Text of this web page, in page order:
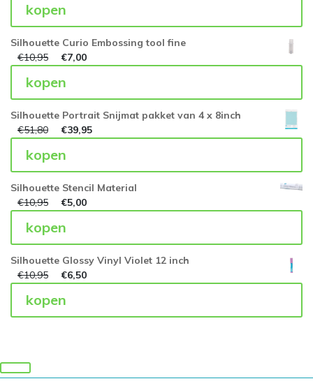
kopen
Silhouette Curio Embossing tool fine
€10,95 €7,00
kopen
Silhouette Portrait Snijmat pakket van 4 x 8inch
€51,80 €39,95
kopen
Silhouette Stencil Material
€10,95 €5,00
kopen
Silhouette Glossy Vinyl Violet 12 inch
€10,95 €6,50
kopen